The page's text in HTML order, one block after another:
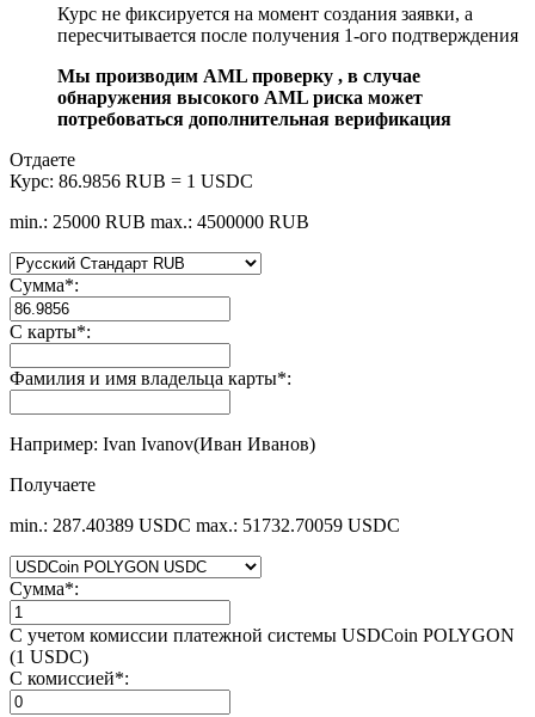
Курс не фиксируется на момент создания заявки, а
пересчитывается после получения 1-ого подтверждения
Мы производим AML проверку , в случае
обнаружения высокого AML риска может
потребоваться дополнительная верификация
Отдаете
Курс: 86.9856 RUB = 1 USDC
min.: 25000 RUB max.: 4500000 RUB
Сумма*:
С карты*:
Фамилия и имя владельца карты*:
Например: Ivan Ivanov(Иван Иванов)
Получаете
min.: 287.40389 USDC max.: 51732.70059 USDC
Сумма*:
С учетом комиссии платежной системы USDCoin POLYGON
(1 USDC)
С комиссией*: